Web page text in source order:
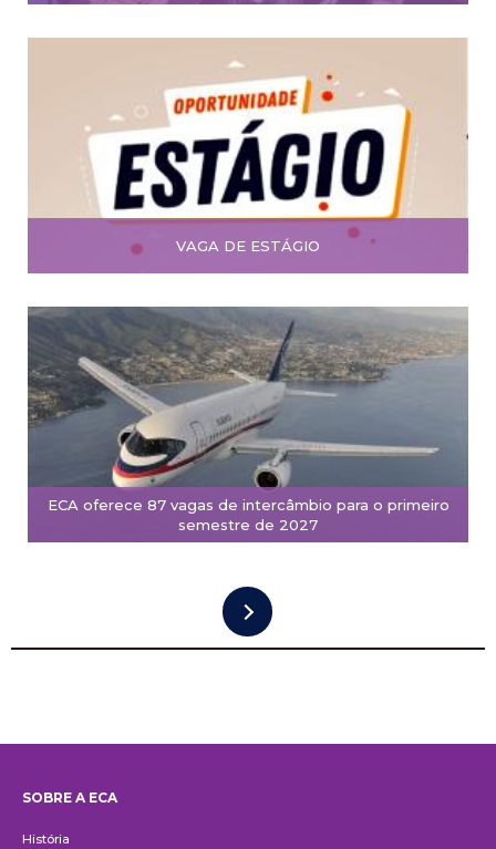
VAGA DE ESTÁGIO
ECA oferece 87 vagas de intercâmbio para o primeiro
semestre de 2027
SOBRE A ECA
História